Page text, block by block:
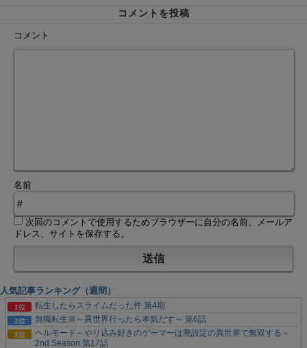
コメントを投稿
コメント
名前
次回のコメントで使用するためブラウザーに自分の名前、メールア
ドレス、サイトを保存する。
人気記事ランキング（週間）
転生したらスライムだった件 第4期
無職転生Ⅲ～異世界行ったら本気だす～ 第6話
ヘルモード～やり込み好きのゲーマーは廃設定の異世界で無双する～
2nd Season 第17話